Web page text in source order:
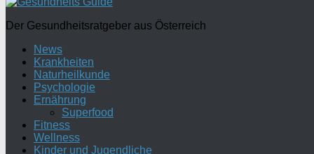
Der Gesundheitsratgeber aus Österreich
News
Krankheiten
Naturheilkunde
Psychologie
Ernährung
Superfood
Fitness
Wellness
Kinder und Jugendliche